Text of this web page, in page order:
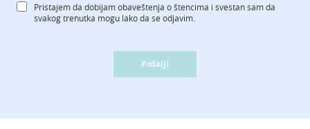
Pristajem da dobijam obaveštenja o štencima i svestan sam da
svakog trenutka mogu lako da se odjavim.
Pošalji